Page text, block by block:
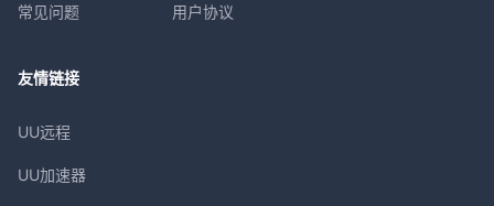
常见问题 用户协议
友情链接
UU远程
UU加速器